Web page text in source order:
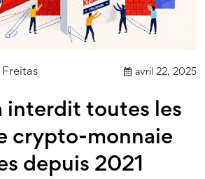
Freitas avril 22, 2025
interdit toutes les
crypto-monnaie
depuis 2021